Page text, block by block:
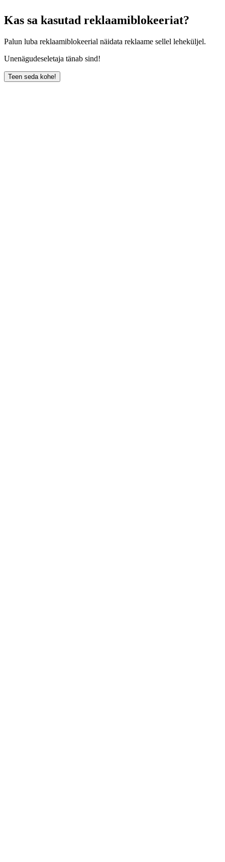
Kas sa kasutad reklaamiblokeeriat?
Palun luba reklaamiblokeerial näidata reklaame sellel leheküljel.
Unenägudeseletaja tänab sind!
Teen seda kohe!